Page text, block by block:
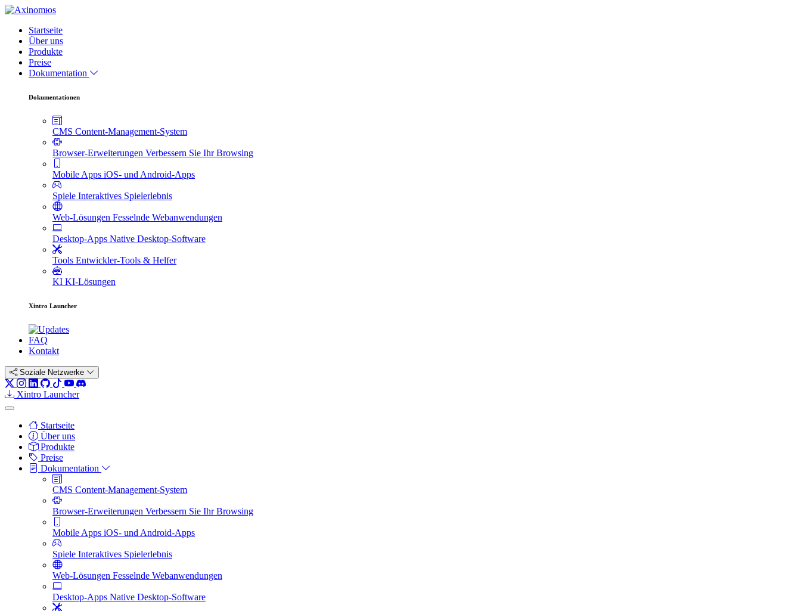
Startseite
Über uns
Produkte
Preise
Dokumentation
Dokumentationen
CMS Content-Management-System
Browser-Erweiterungen Verbessern Sie Ihr Browsing
Mobile Apps iOS- und Android-Apps
Spiele Interaktives Spielerlebnis
Web-Lösungen Fesselnde Webanwendungen
Desktop-Apps Native Desktop-Software
Tools Entwickler-Tools & Helfer
KI KI-Lösungen
Xintro Launcher
FAQ
Kontakt
Soziale Netzwerke
Xintro Launcher
Startseite
Über uns
Produkte
Preise
Dokumentation
CMS Content-Management-System
Browser-Erweiterungen Verbessern Sie Ihr Browsing
Mobile Apps iOS- und Android-Apps
Spiele Interaktives Spielerlebnis
Web-Lösungen Fesselnde Webanwendungen
Desktop-Apps Native Desktop-Software